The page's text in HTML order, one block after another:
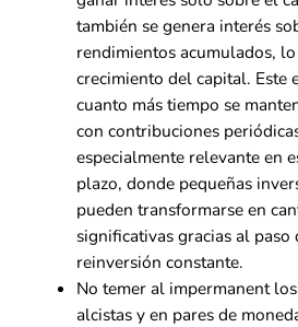
también se genera interés
rendimientos acumulados,
crecimiento del capital. Este
cuanto más tiempo se
con contribuciones
especialmente relevante en
plazo, donde pequeñas
pueden transformarse en
significativas gracias al
reinversión constante.
No temer al impermanent
alcistas y en pares de